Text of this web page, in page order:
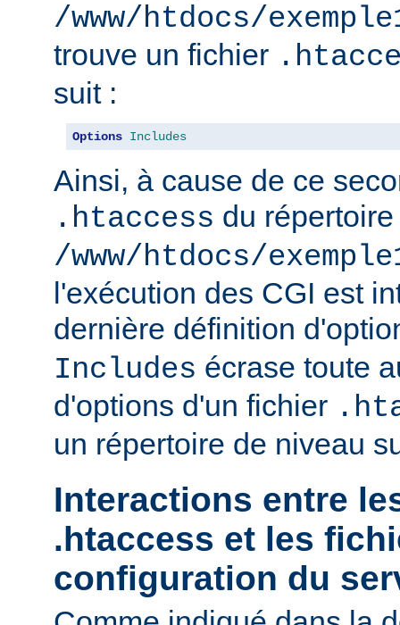
/www/htdocs/
trouve un fichier
suit :
Options Includes
Ainsi, à cause de ce
.htaccess du répertoire
/www/htdocs/
l'exécution des CGI est
dernière définition
Includes écrase toute
d'options d'un fichier
un répertoire de niveau
Interactions entre
.htaccess et les
configuration du